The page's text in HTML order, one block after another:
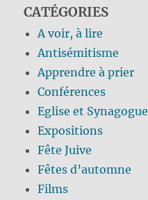
CATÉGORIES
A voir, à lire
Antisémitisme
Apprendre à prier
Conférences
Eglise et Synagogue
Expositions
Fête Juive
Fêtes d’automne
Films